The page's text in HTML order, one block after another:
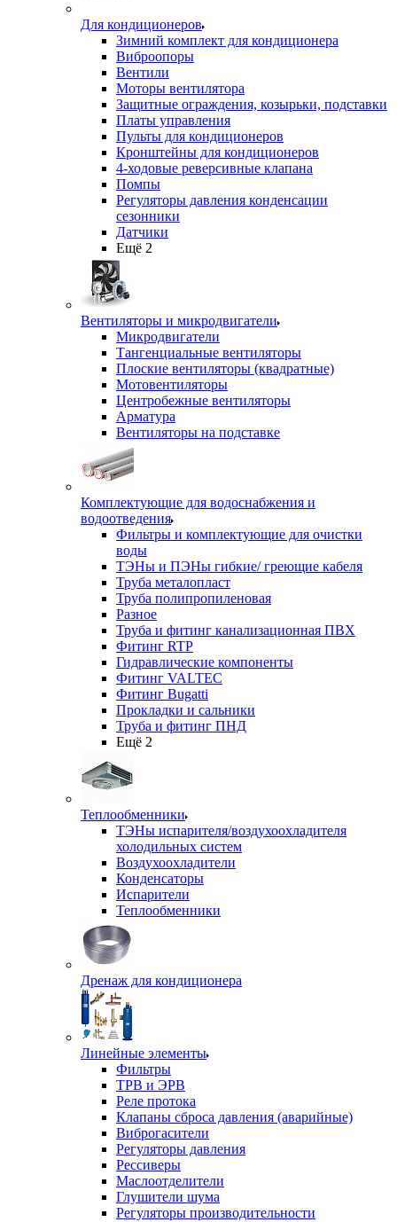
Для кондиционеров
Зимний комплект для кондиционера
Виброопоры
Вентили
Моторы вентилятора
Защитные ограждения, козырьки, подставки
Платы управления
Пульты для кондиционеров
Кронштейны для кондиционеров
4-ходовые реверсивные клапана
Помпы
Регуляторы давления конденсации
сезонники
Датчики
Ещё 2
Вентиляторы и микродвигатели
Микродвигатели
Тангенциальные вентиляторы
Плоские вентиляторы (квадратные)
Мотовентиляторы
Центробежные вентиляторы
Арматура
Вентиляторы на подставке
Комплектующие для водоснабжения и
водоотведения
Фильтры и комплектующие для очистки
воды
ТЭНы и ПЭНы гибкие/ греющие кабеля
Труба металопласт
Труба полипропиленовая
Разное
Труба и фитинг канализационная ПВХ
Фитинг RTP
Гидравлические компоненты
Фитинг VALTEC
Фитинг Bugatti
Прокладки и сальники
Труба и фитинг ПНД
Ещё 2
Теплообменники
ТЭНы испарителя/воздухоохладителя
холодильных систем
Воздухоохладители
Конденсаторы
Испарители
Теплообменники
Дренаж для кондиционера
Линейные элементы
Фильтры
ТРВ и ЭРВ
Реле протока
Клапаны сброса давления (аварийные)
Виброгасители
Регуляторы давления
Рессиверы
Маслоотделители
Глушители шума
Регуляторы производительности